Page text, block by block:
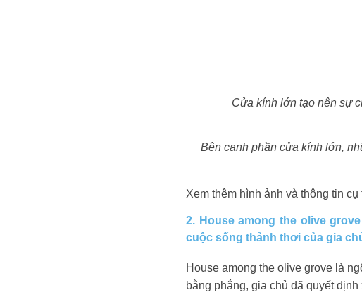
Cửa kính lớn tạo nên sự
Bên cạnh phần cửa kính lớn,
Xem thêm hình ảnh và thông tin
2. House among the olive
cuộc sống thảnh thơi của gia
House among the olive grove là
bằng phẳng, gia chủ đã quyết